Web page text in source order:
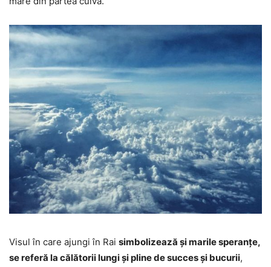
Visul în care ajungi în Rai simbolizează și marile speranțe,
se referă la călătorii lungi și pline de succes și bucurii,